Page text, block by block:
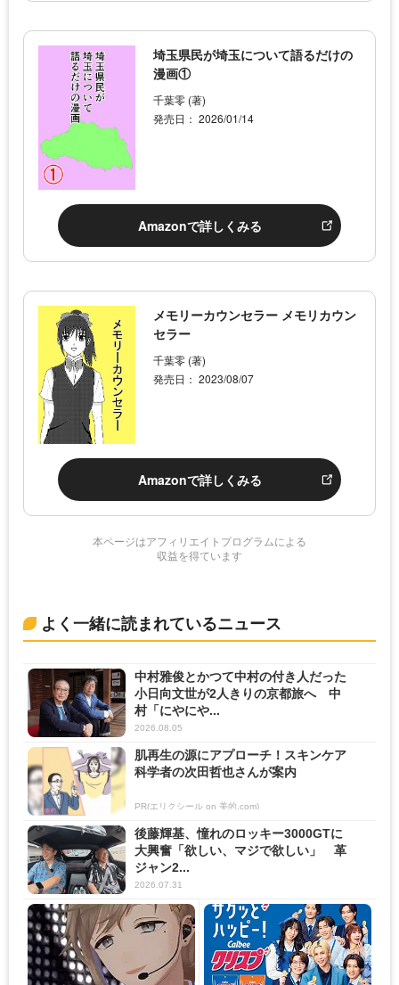
埼玉県民が埼玉について語るだけの
漫画①
千葉零 (著)
発売日： 2026/01/14
Amazonで詳しくみる
メモリーカウンセラー メモリカウン
セラー
千葉零 (著)
発売日： 2023/08/07
Amazonで詳しくみる
本ページはアフィリエイトプログラムによる
収益を得ています
よく一緒に読まれているニュース
中村雅俊とかつて中村の付き人だった
小日向文世が2人きりの京都旅へ 中
村「にやにや...
2026.08.05
肌再生の源にアプローチ！スキンケア
科学者の次田哲也さんが案内
PR(エリクシール on 美的.com)
後藤輝基、憧れのロッキー3000GTに
大興奮「欲しい、マジで欲しい」 革
ジャン2...
2026.07.31